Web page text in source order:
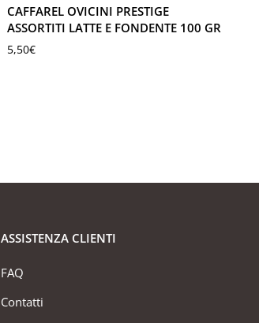
CAFFAREL OVICINI PRESTIGE
ASSORTITI LATTE E FONDENTE 100 GR
5,50€
ASSISTENZA CLIENTI
FAQ
Contatti